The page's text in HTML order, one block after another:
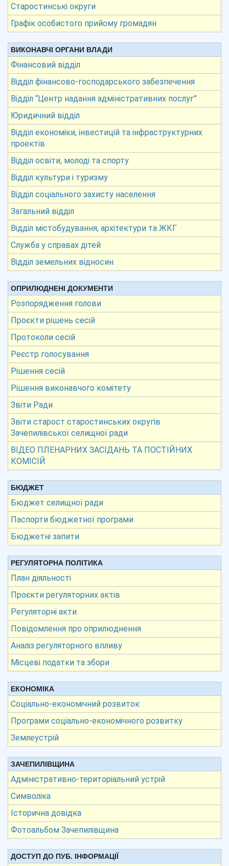
Старостинські округи
Графік особистого прийому громадян
ВИКОНАВЧІ ОРГАНИ ВЛАДИ
Фінансовий відділ
Відділ фінансово-господарського забезпечення
Відділ “Центр надання адміністративних послуг”
Юридичний відділ
Відділ економіки, інвестицій та інфраструктурних
проектів
Відділ освіти, молоді та спорту
Відділ культури і туризму
Відділ соціального захисту населення
Загальний відділ
Відділ містобудування, архітектури та ЖКГ
Служба у справах дітей
Відділ земельних відносин
ОПРИЛЮДНЕНІ ДОКУМЕНТИ
Розпорядження голови
Проєкти рішень сесій
Протоколи сесій
Реєстр голосування
Рішення сесій
Рішення виконавчого комітету
Звіти Ради
Звіти старост старостинських округів
Зачепилівської селищної ради
ВІДЕО ПЛЕНАРНИХ ЗАСІДАНЬ ТА ПОСТІЙНИХ
КОМІСІЙ
БЮДЖЕТ
Бюджет селищної ради
Паспорти бюджетної програми
Бюджетні запити
РЕГУЛЯТОРНА ПОЛІТИКА
План діяльності
Проєкти регуляторних актів
Регуляторні акти
Повідомлення про оприлюднення
Аналіз регуляторного впливу
Місцеві податки та збори
ЕКОНОМІКА
Соціально-економічний розвиток
Програми соціально-економічного розвитку
Землеустрій
ЗАЧЕПИЛІВЩИНА
Адміністративно-територіальний устрій
Символіка
Історична довідка
Фотоальбом Зачепилівщина
ДОСТУП ДО ПУБ. ІНФОРМАЦІЇ